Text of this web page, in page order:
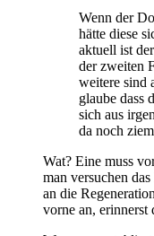
Wenn der
hätte diese
aktuell ist
der zweiten
weitere sind
glaube dass
sich aus
da noch
Wat? Eine muss
man versuchen
an die
vorne an, erinnerst